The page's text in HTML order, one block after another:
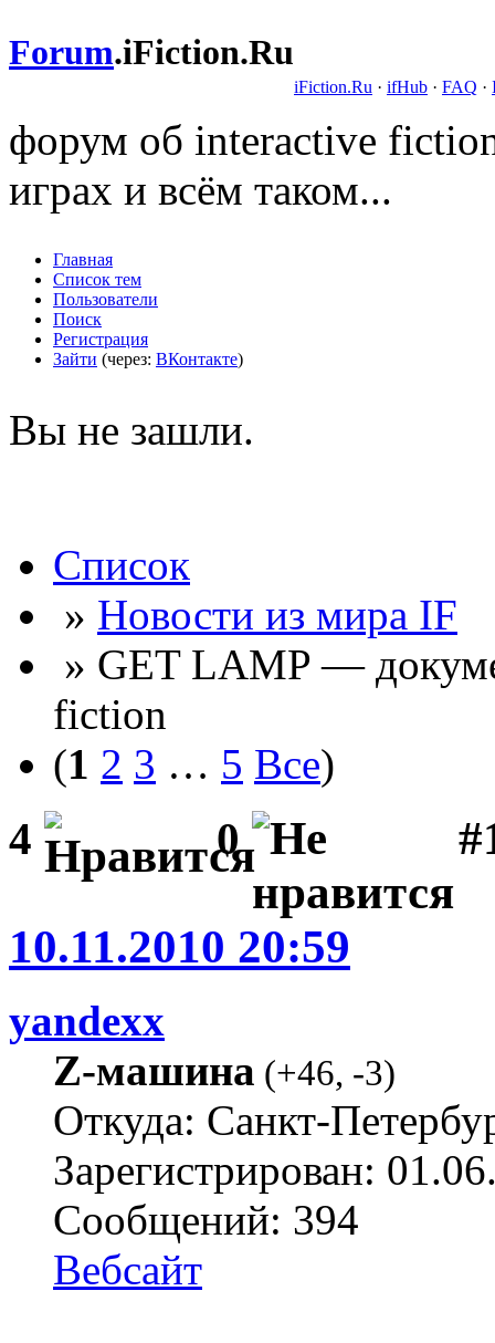
Forum.iFiction.Ru
iFiction.Ru · ifHub · FAQ ·
форум об interactive
играх и всём таком...
Главная
Список тем
Пользователи
Поиск
Регистрация
Зайти (через: ВКонтакте)
Вы не зашли.
Список
» Новости из мира IF
» GET LAMP —
fiction
(1 2 3 … 5 Все)
4 0
10.11.2010 20:59
yandexx
Z-машина (+46, -3)
Откуда: Санкт-
Зарегистрирован:
Сообщений: 394
Вебсайт